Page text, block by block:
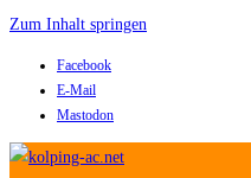
Zum Inhalt springen
Facebook
E-Mail
Mastodon